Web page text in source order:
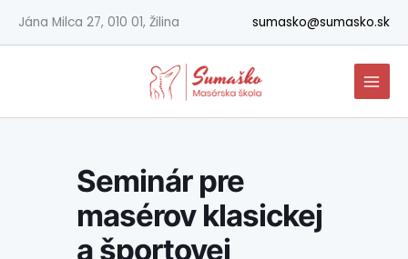
Jána Milca 27, 010 01, Žilina sumasko@sumasko.sk
Seminár pre
masérov klasickej
a športovej